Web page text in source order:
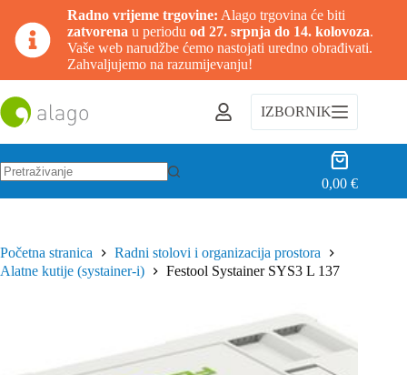
Radno vrijeme trgovine: Alago trgovina će biti
zatvorena u periodu od 27. srpnja do 14. kolovoza.
Vaše web narudžbe ćemo nastojati uredno obrađivati.
Zahvaljujemo na razumijevanju!
na
sadržaj
IZBORNIK
Košarica
0,00€
Početna stranica
Radni stolovi i organizacija prostora
Alatne kutije (systainer-i)
Festool Systainer SYS3 L 137